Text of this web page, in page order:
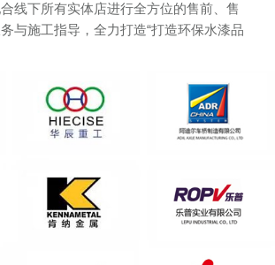
线下所有实体店进行全方位的售前、售
与施工指导，全力打造“打造环保水漆品